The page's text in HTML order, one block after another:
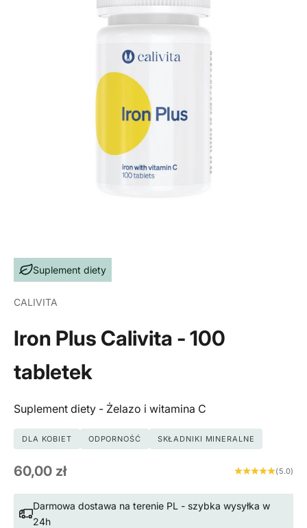
Suplement diety
CALIVITA
Iron Plus Calivita - 100
tabletek
Suplement diety - Żelazo i witamina C
DLA KOBIET ODPORNOŚĆ SKŁADNIKI MINERALNE
Cena promocyjna
60,00 zł (5.0)
Darmowa dostawa na terenie PL - szybka wysyłka w
24h